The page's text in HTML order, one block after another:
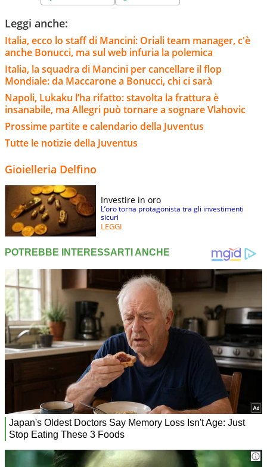
Leggi anche:
Italia, ecco lo staff di Mancini: Oriali team manager, c'è
anche Bonucci, ma sul web infuria la polemica
Italia, la squadra di Mancini per cancellare il flop
Mondiale: da Maccarone a Bonucci, chi ci sarà
Napoli, Lukaku l’ha rifatto: stavolta la frattura è
insanabile, ma Allegri può tornare a sognare Vlahovic
Prossime partite e calendario della Juventus
Tutte le notizie della Juventus
Gioielleria Delfino
Investire in oro
L’oro torna protagonista tra gli investimenti
sicuri
LEGGI